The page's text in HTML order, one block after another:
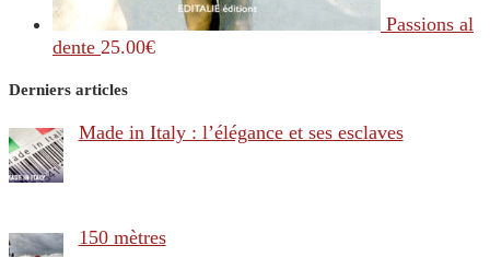
Passions al
dente 25.00€
Derniers articles
Made in Italy : l’élégance et ses esclaves
150 mètres